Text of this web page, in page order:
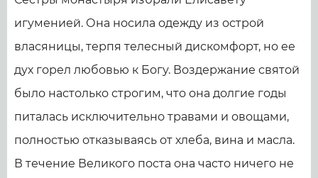
игуменией. Она носила одежду из острой
власяницы, терпя телесный дискомфорт, но ее
дух горел любовью к Богу. Воздержание святой
было настолько строгим, что она долгие годы
питалась исключительно травами и овощами,
полностью отказываясь от хлеба, вина и масла.
В течение Великого поста она часто ничего не